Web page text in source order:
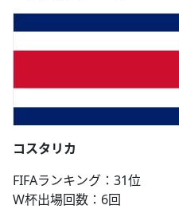
コスタリカ
FIFAランキング：31位
W杯出場回数：6回